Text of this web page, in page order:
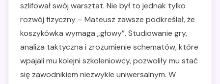
szlifował swój warsztat. Nie był to jednak tylko
rozwój fizyczny – Mateusz zawsze podkreślał, że
koszykówka wymaga „głowy”. Studiowanie gry,
analiza taktyczna i zrozumienie schematów, które
wpajali mu kolejni szkoleniowcy, pozwoliły mu stać
się zawodnikiem niezwykle uniwersalnym. W